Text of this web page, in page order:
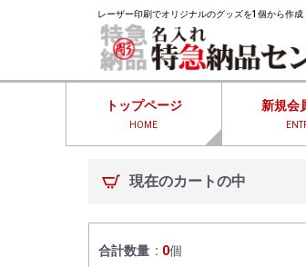
レーザー印刷でオリジナルのグッズを1個から作
トップページ
HOME
新規会
現在のカートの中
合計数量 0個